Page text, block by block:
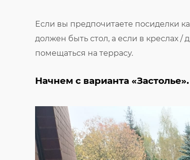
Если вы предпочитаете посиделки
должен быть стол, а если в креслах /
помещаться на террасу.
Начнем с варианта «Застолье».